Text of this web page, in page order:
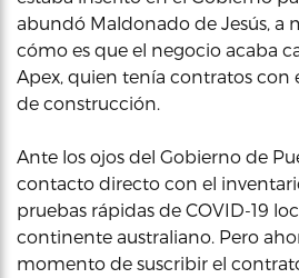
abundó Maldonado de Jesús, a
cómo es que el negocio acaba
Apex, quien tenía contratos con
de construcción.
Ante los ojos del Gobierno de
contacto directo con el
pruebas rápidas de COVID-19
continente australiano. Pero
momento de suscribir el